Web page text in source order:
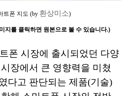
트폰 지도 (by 환상미소)
지를 클릭하면 원본으로 볼 수 있습니다.)
폰 시장에 출시되었던 다양
장에서 큰 영향력을 미쳤
다고 판단되는 제품(기술)